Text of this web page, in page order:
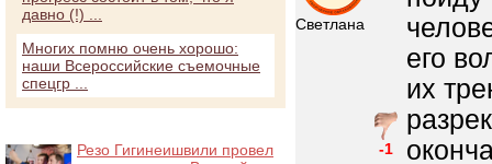
Светлана
-1
его
их
давно (!) ...
Многих помню очень хорошо:
наши Всероссийские съемочные
спецгр ...
Резо Гигинеишвили провел